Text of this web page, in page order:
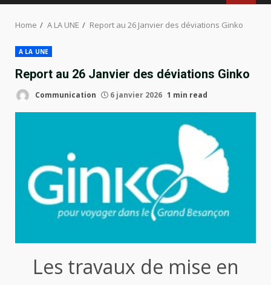
Home A LA UNE Report au 26 Janvier des déviations Ginko
A LA UNE
Report au 26 Janvier des déviations Ginko
Communication 6 janvier 2026 1 min read
Les travaux de mise en